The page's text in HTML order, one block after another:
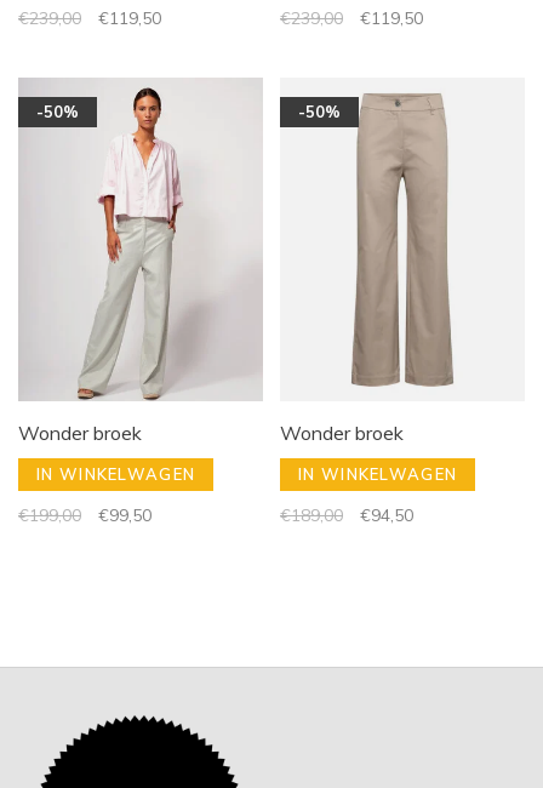
€239,00 €119,50 €239,00 €119,50
-50%
Wonder broek
IN WINKELWAGEN
€199,00 €99,50
-50%
Wonder broek
IN WINKELWAGEN
€189,00 €94,50